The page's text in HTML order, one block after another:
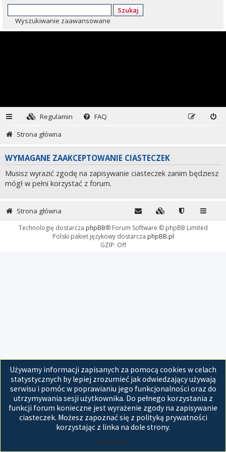
Szukaj
Wyszukiwanie zaawansowane
Regulamin
FAQ
Strona główna
WYMAGANE ZAAKCEPTOWANIE CIASTECZEK
Musisz wyrazić zgodę na zapisywanie ciasteczek zanim będziesz
mógł w pełni korzystać z forum.
Używamy informacji zapisanych za pomocą cookies w celach
statystycznych by lepiej zrozumieć jak odwiedzający używają
serwisu i pomóc w poprawianiu jego funkcjonalności oraz do
utrzymywania sesji użytkownika. Do pełnego korzystania z
funkcji forum konieczne jest wyrażenie zgody na zapisywanie
ciasteczek. Możesz zapoznać się z polityką prywatności
korzystając z linka na dole strony.
Akceptuję
Strona główna
Technologię dostarcza phpBB® Forum Software © phpBB Limited
Polski pakiet językowy dostarcza phpBB.pl
GZIP: Off